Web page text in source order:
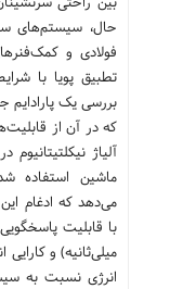
حال، سیستم‌های
فولادی و
تطبیق پویا با
بررسی یک پارادایم
که در آن از
آلیاژ
ماشین استفاده
می‌دهد که ادغام
انرژی نسبت به